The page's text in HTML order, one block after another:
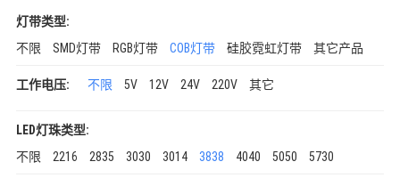
灯带类型:
不限
SMD灯带 RGB灯带 COB灯带 硅胶霓虹灯带 其它产品
工作电压: 不限 5V 12V 24V 220V 其它
LED灯珠类型:
不限
2216 2835 3030 3014 3838 4040 5050 5730